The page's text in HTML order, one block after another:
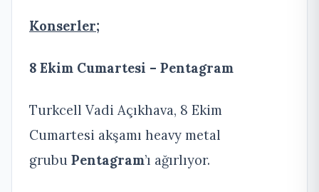
Konserler;
8 Ekim Cumartesi – Pentagram
Turkcell Vadi Açıkhava, 8 Ekim
Cumartesi akşamı heavy metal
grubu Pentagram’ı ağırlıyor.